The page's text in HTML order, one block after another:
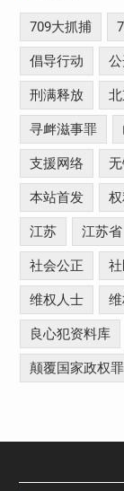
709大抓捕
倡导行动
刑满释放
寻衅滋事罪
支援网络
本站首发
江苏 江苏省
社会公正
维权人士
良心犯资料库
颠覆国家政权罪